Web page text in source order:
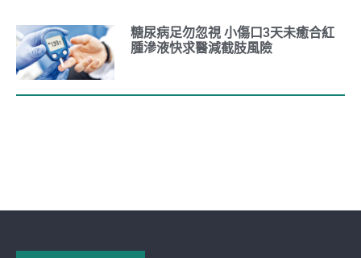
糖尿病足勿忽視 小傷口3天未癒合紅
腫滲液快求醫減截肢風險